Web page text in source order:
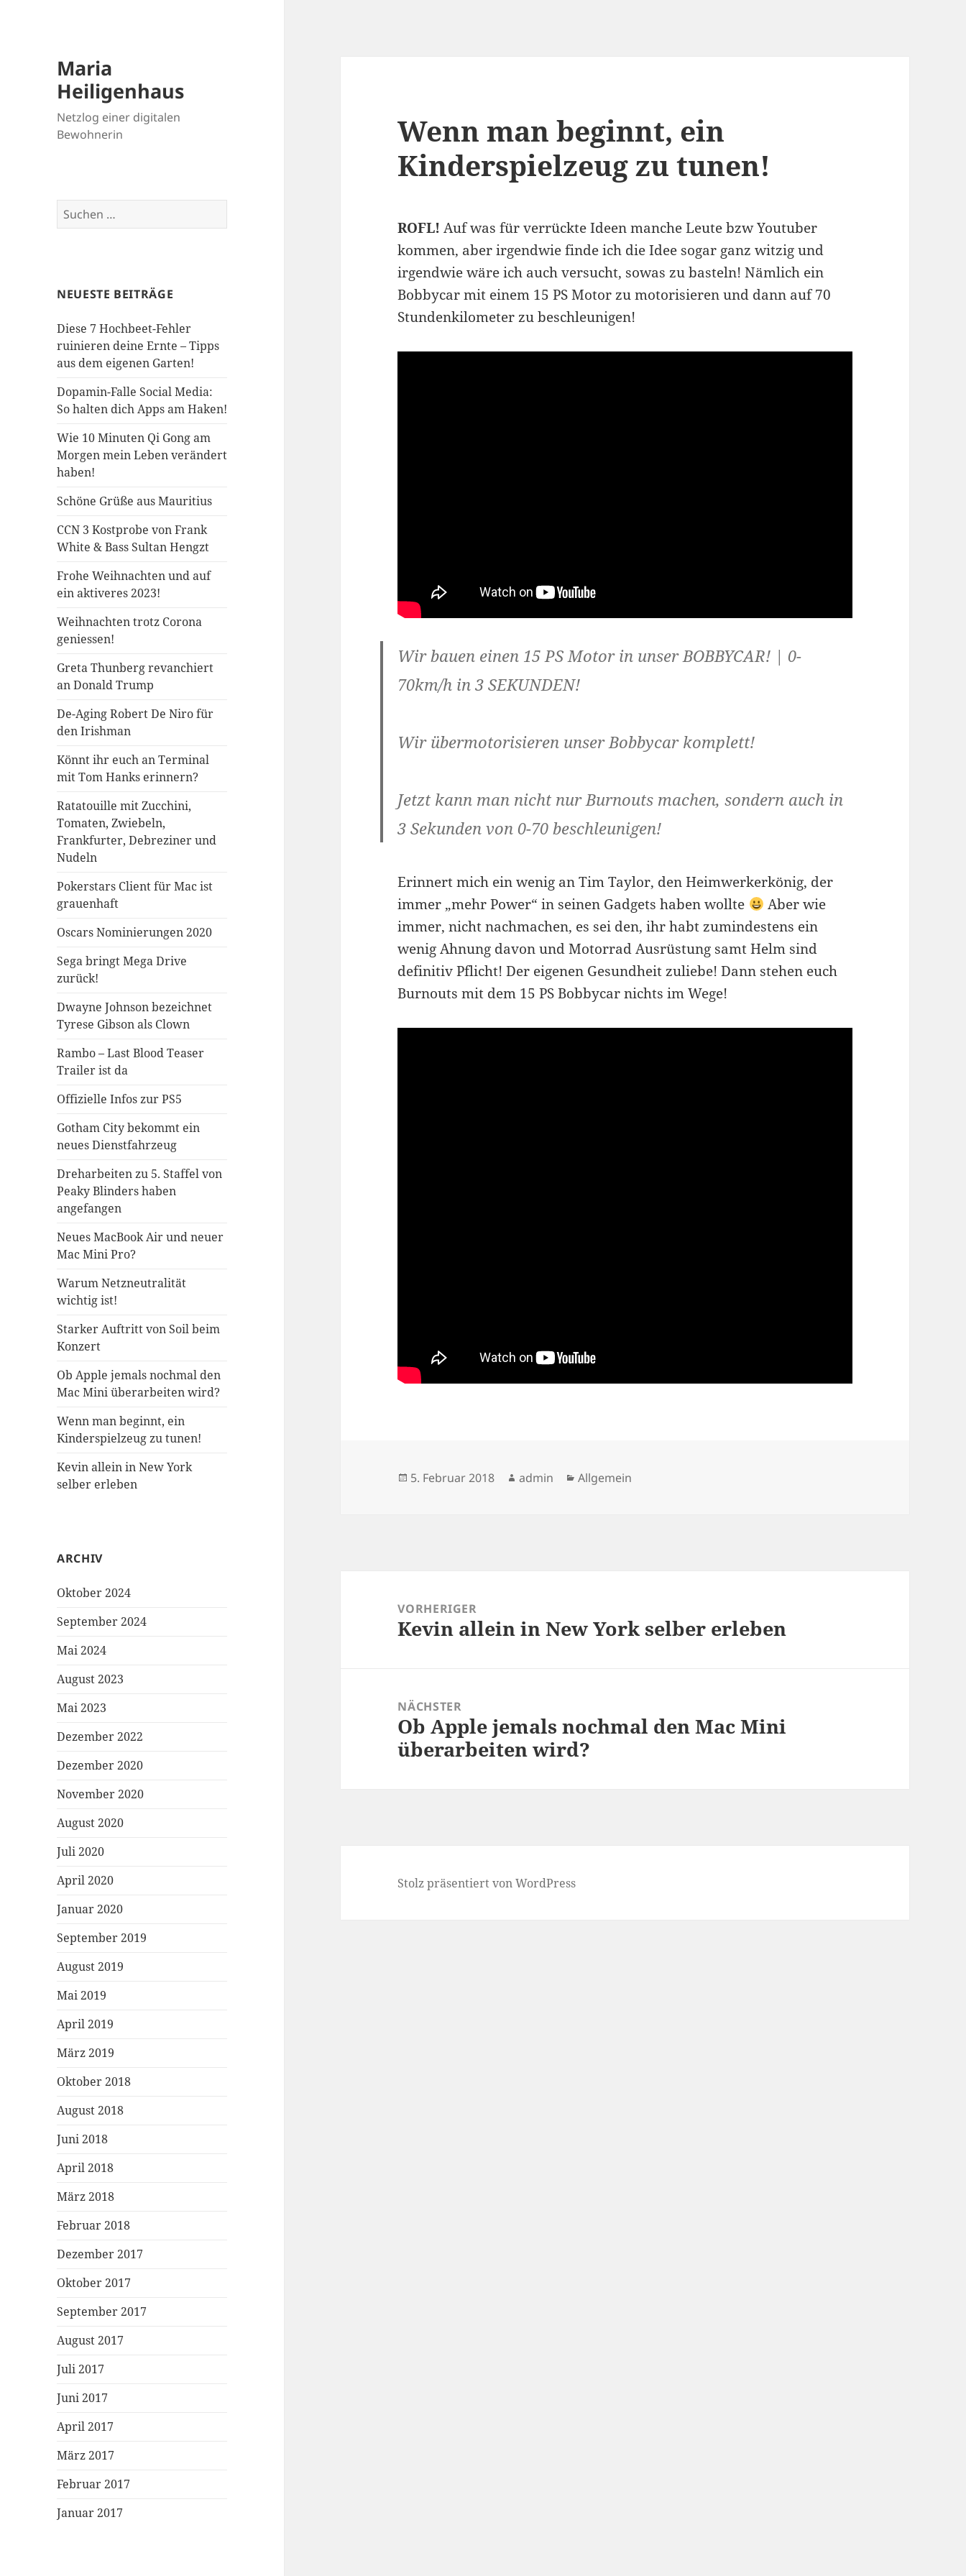
Maria
Heiligenhaus
Netzlog einer digitalen
Bewohnerin
Suchen
nach:
NEUESTE BEITRÄGE
Diese 7 Hochbeet-Fehler
ruinieren deine Ernte – Tipps
aus dem eigenen Garten!
Dopamin-Falle Social Media:
So halten dich Apps am Haken!
Wie 10 Minuten Qi Gong am
Morgen mein Leben verändert
haben!
Schöne Grüße aus Mauritius
CCN 3 Kostprobe von Frank
White & Bass Sultan Hengzt
Frohe Weihnachten und auf
ein aktiveres 2023!
Weihnachten trotz Corona
geniessen!
Greta Thunberg revanchiert
an Donald Trump
De-Aging Robert De Niro für
den Irishman
Könnt ihr euch an Terminal
mit Tom Hanks erinnern?
Ratatouille mit Zucchini,
Tomaten, Zwiebeln,
Frankfurter, Debreziner und
Nudeln
Pokerstars Client für Mac ist
grauenhaft
Oscars Nominierungen 2020
Sega bringt Mega Drive
zurück!
Dwayne Johnson bezeichnet
Tyrese Gibson als Clown
Rambo – Last Blood Teaser
Trailer ist da
Offizielle Infos zur PS5
Gotham City bekommt ein
neues Dienstfahrzeug
Dreharbeiten zu 5. Staffel von
Peaky Blinders haben
angefangen
Neues MacBook Air und neuer
Mac Mini Pro?
Warum Netzneutralität
wichtig ist!
Starker Auftritt von Soil beim
Konzert
Ob Apple jemals nochmal den
Mac Mini überarbeiten wird?
Wenn man beginnt, ein
Kinderspielzeug zu tunen!
Kevin allein in New York
selber erleben
ARCHIV
Oktober 2024
September 2024
Mai 2024
August 2023
Mai 2023
Dezember 2022
Dezember 2020
November 2020
August 2020
Juli 2020
April 2020
Januar 2020
September 2019
August 2019
Mai 2019
April 2019
März 2019
Oktober 2018
August 2018
Juni 2018
April 2018
März 2018
Februar 2018
Dezember 2017
Oktober 2017
September 2017
August 2017
Juli 2017
Juni 2017
April 2017
März 2017
Februar 2017
Januar 2017
Wenn man beginnt, ein
Kinderspielzeug zu tunen!
ROFL! Auf was für verrückte Ideen manche Leute bzw Youtuber
kommen, aber irgendwie finde ich die Idee sogar ganz witzig und
irgendwie wäre ich auch versucht, sowas zu basteln! Nämlich ein
Bobbycar mit einem 15 PS Motor zu motorisieren und dann auf 70
Stundenkilometer zu beschleunigen!
Wir bauen einen 15 PS Motor in unser BOBBYCAR! | 0-
70km/h in 3 SEKUNDEN!
Wir übermotorisieren unser Bobbycar komplett!
Jetzt kann man nicht nur Burnouts machen, sondern auch in
3 Sekunden von 0-70 beschleunigen!
Erinnert mich ein wenig an Tim Taylor, den Heimwerkerkönig, der
immer „mehr Power“ in seinen Gadgets haben wollte
Aber wie
immer, nicht nachmachen, es sei den, ihr habt zumindestens ein
wenig Ahnung davon und Motorrad Ausrüstung samt Helm sind
definitiv Pflicht! Der eigenen Gesundheit zuliebe! Dann stehen euch
Burnouts mit dem 15 PS Bobbycar nichts im Wege!
Veröffentlicht
5. Februar 2018 Autor
admin Kategorien
Allgemein
VORHERIGER
Vorheriger
Kevin allein in New York selber erleben
NÄCHSTER
Nächster
Beitrag:
Ob Apple jemals nochmal den Mac Mini
überarbeiten wird?
Stolz präsentiert von WordPress